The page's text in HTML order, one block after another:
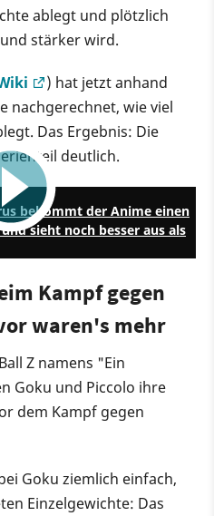
ablegt und plötzlich
stärker wird.
) hat jetzt anhand
nachgerechnet, wie viel
Das Ergebnis: Die
deutlich.
bekommt der Anime einen
sieht noch besser aus als
Kampf gegen
waren's mehr
Z namens "Ein
Goku und Piccolo ihre
dem Kampf gegen
Goku ziemlich einfach,
Einzelgewichte: Das